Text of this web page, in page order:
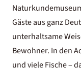
Gäste aus ganz
unterhaltsame
Bewohner. In den
und viele Fische –